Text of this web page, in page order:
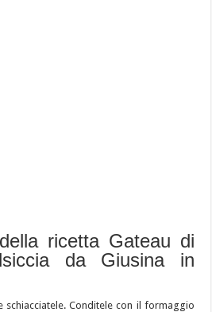
ricetta Gateau di
da Giusina in
schiacciatele. Conditele con il formaggio